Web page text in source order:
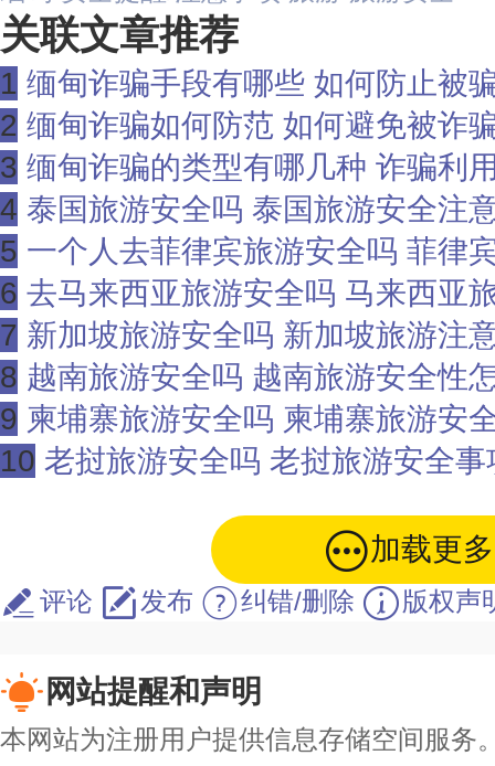
关联文章推荐
1 缅甸诈骗手段有哪些 如何防止被
2 缅甸诈骗如何防范 如何避免被诈
3 缅甸诈骗的类型有哪几种 诈骗利
4 泰国旅游安全吗 泰国旅游安全注
5 一个人去菲律宾旅游安全吗 菲律
6 去马来西亚旅游安全吗 马来西亚
7 新加坡旅游安全吗 新加坡旅游注
8 越南旅游安全吗 越南旅游安全性
9 柬埔寨旅游安全吗 柬埔寨旅游安
10 老挝旅游安全吗 老挝旅游安全事
加载更多
评论 发布 纠错/删除 版权声
网站提醒和声明
本网站为注册用户提供信息存储空间服务